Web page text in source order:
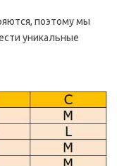
поэтому мы
уникальные